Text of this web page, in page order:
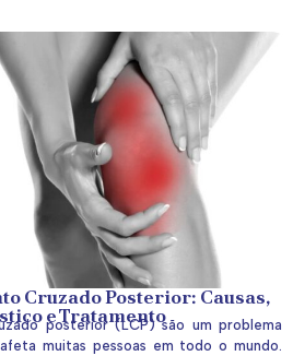
Cruzado Posterior: Causas,
e Tratamento
posterior (LCP) são um problema
muitas pessoas em todo o mundo.